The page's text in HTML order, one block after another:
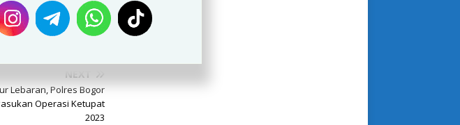
NEXT
Lebaran, Polres Bogor
Operasi Ketupat
2023